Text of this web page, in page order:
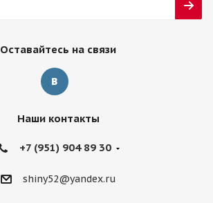
Оставайтесь на связи
Наши контакты
+7 (951) 904 89 30
shiny52@yandex.ru